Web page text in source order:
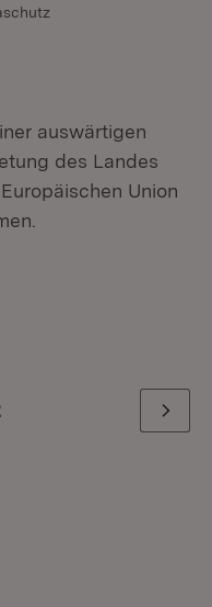
auswärtigen
des Landes
Union
letzten Seite Weiter